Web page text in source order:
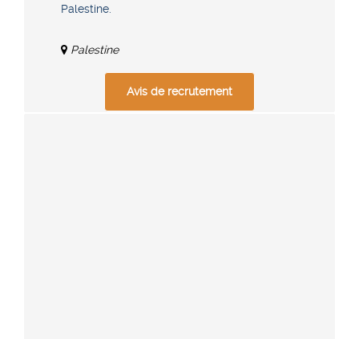
Palestine.
Palestine
Avis de recrutement